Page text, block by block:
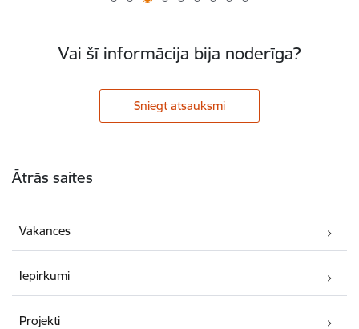
Vai šī informācija bija noderīga?
Sniegt atsauksmi
Ātrās saites
Vakances
Iepirkumi
Projekti